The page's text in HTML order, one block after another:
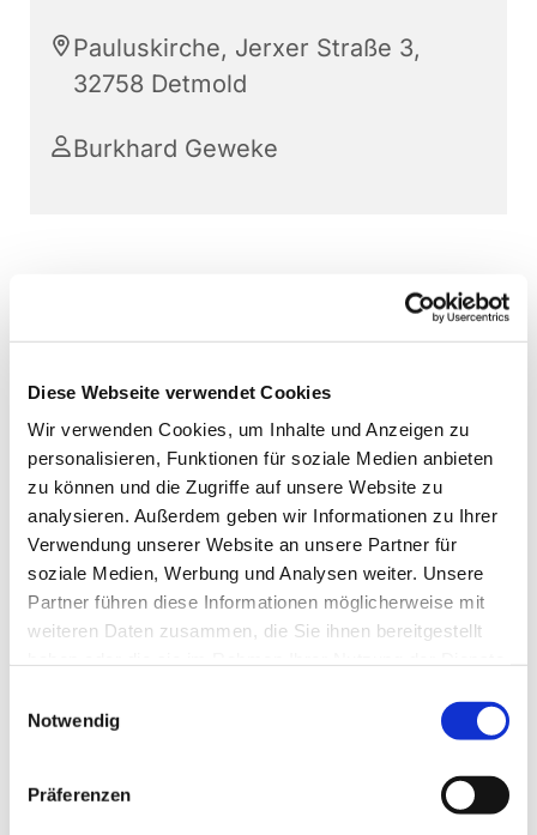
Diese Webseite verwendet Cookies
Wir verwenden Cookies, um Inhalte und Anzeigen zu
personalisieren, Funktionen für soziale Medien anbieten
zu können und die Zugriffe auf unsere Website zu
analysieren. Außerdem geben wir Informationen zu Ihrer
Verwendung unserer Website an unsere Partner für
soziale Medien, Werbung und Analysen weiter. Unsere
Partner führen diese Informationen möglicherweise mit
weiteren Daten zusammen, die Sie ihnen bereitgestellt
Notwendig
Präferenzen
Pauluskirche, Jerxer Straße 3,
32758 Detmold
Burkhard Geweke